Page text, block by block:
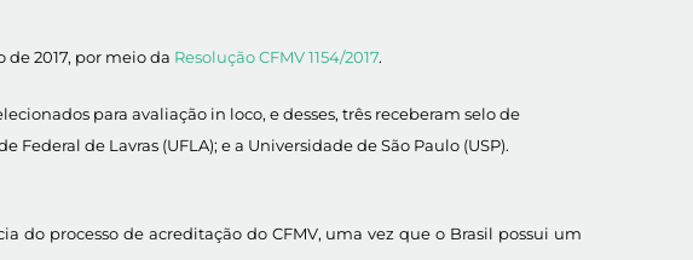
2017, por meio da Resolução CFMV 1154/2017.
para avaliação in loco, e desses, três receberam selo de
de Lavras (UFLA); e a Universidade de São Paulo (USP).
do processo de acreditação do CFMV, uma vez que o Brasil possui um